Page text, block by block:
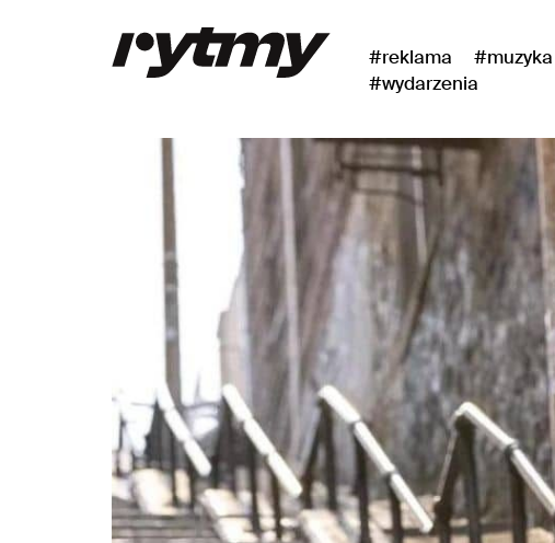
#reklama #muzyka
#wydarzenia